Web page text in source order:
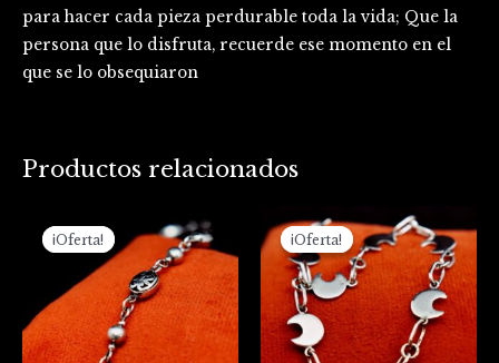
para hacer cada pieza perdurable toda la vida; Que la
persona que lo disfruta, recuerde ese momento en el
que se lo obsequiaron
Productos relacionados
¡Oferta!
¡Oferta!
precio
original
era:
$420.000.
precio
actual
es:
$370.000.
¡Oferta!
¡Oferta!
precio
original
era:
$238.000.
El
precio
actual
es:
$172.000.